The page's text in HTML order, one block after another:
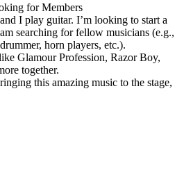
for Members
I play guitar. I’m looking to start a
searching for fellow musicians (e.g.,
horn players, etc.).
Glamour Profession, Razor Boy,
together.
this amazing music to the stage,